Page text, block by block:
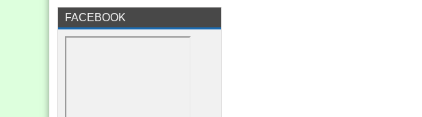
FACEBOOK